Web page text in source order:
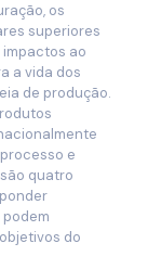
os
superiores
ao
a vida dos
de produção.
e
quatro
do